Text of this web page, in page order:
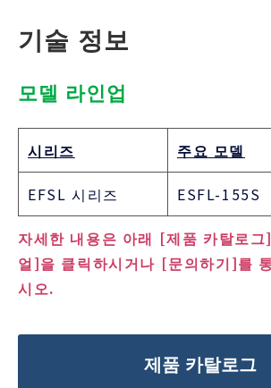
기술 정보
모델 라인업
시리즈 주요 모델
EFSL 시리즈 ESFL-155S
자세한 내용은 아래 [제품 카탈로
얼]을 클릭하시거나 [문의하기]를
시오.
제품 카탈로그